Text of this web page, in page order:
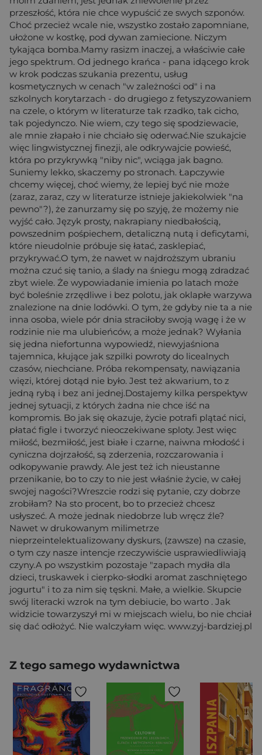
przeszłość, która nie chce wypuścić ze swych szponów.
Choć przecież wcale nie, wszystko zostało zapomniane,
ułożone w kostkę, pod dywan zamiecione. Niczym
tykająca bomba.Mamy rasizm inaczej, a właściwie całe
jego spektrum. Od jednego krańca - pana idącego krok
w krok podczas szukania prezentu, usług
kosmetycznych w cenach "w zależności od" i na
szkolnych korytarzach - do drugiego z fetyszyzowaniem
na czele, o którym w literaturze tak rzadko, tak cicho,
tak pojedynczo. Nie wiem, czy tego się spodziewacie,
ale mnie złapało i nie chciało się oderwać.Nie szukajcie
więc lingwistycznej finezji, ale odkrywajcie powieść,
która po przykrywką "niby nic", wciąga jak bagno.
Suniemy lekko, skaczemy po stronach. Łapczywie
chcemy więcej, choć wiemy, że lepiej być nie może
(zaraz, zaraz, czy w literaturze istnieje jakiekolwiek "na
pewno"?), że zanurzamy się po szyję, że możemy nie
wyjść cało. Język prosty, nakrapiany niedbałością,
powszednim pośpiechem, detaliczną nutą i deficytami,
które nieudolnie próbuje się łatać, zasklepiać,
przykrywać.O tym, że nawet w najdroższym ubraniu
można czuć się tanio, a ślady na śniegu mogą zdradzać
zbyt wiele. Że wypowiadanie imienia po latach może
być boleśnie zrzędliwe i bez polotu, jak oklapłe warzywa
znalezione na dnie lodówki. O tym, że gdyby nie ta a nie
inna osoba, wiele pór dnia straciłoby swoją wagę i że w
rodzinie nie ma ulubieńców, a może jednak? Wyłania
się jedna niefortunna wypowiedź, niewyjaśniona
tajemnica, kłujące jak szpilki powroty do licealnych
czasów, niechciane. Próba rekompensaty, nawiązania
więzi, której dotąd nie było. Jest też akwarium, to z
jedną rybą i bez ani jednej.Dostajemy kilka perspektyw
jednej sytuacji, z których żadna nie chce iść na
kompromis. Bo jak się okazuje, życie potrafi plątać nici,
płatać figle i tworzyć nieoczekiwane sploty. Jest więc
miłość, bezmiłość, jest białe i czarne, naiwna młodość i
cyniczna dojrzałość, są zderzenia, rozczarowania i
odkopywanie prawdy. Ale jest też ich nieustanne
przenikanie, bo to czy to nie jest właśnie życie, w całej
swojej nagości?Wreszcie rodzi się pytanie, czy dobrze
zrobiłam? Na sto procent, bo to przecież chcesz
usłyszeć. A może jednak niedobrze lub wręcz źle?
Nawet w drukowanym milimetrze
nieprzeintelektualizowany dyskurs, (zawsze) na czasie,
o tym czy nasze intencje rzeczywiście usprawiedliwiają
czyny.A po wszystkim pozostaje "zapach mydła dla
dzieci, truskawek i cierpko-słodki aromat zaschniętego
jogurtu" i to za nim się tęskni. Małe, a wielkie. Skupcie
swój literacki wzrok na tym debiucie, bo warto . Jak
widzicie towarzyszył mi w miejscach wielu, bo nie chciał
się dać odłożyć. Nie walczyłam więc. www.zyj-bardziej.pl
Z tego samego wydawnictwa